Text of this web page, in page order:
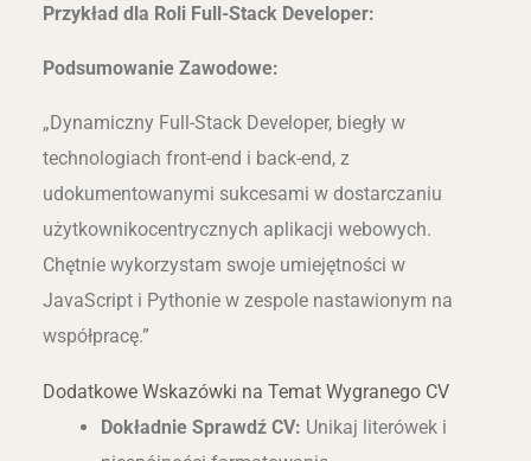
Przykład dla Roli Full-Stack Developer:
Podsumowanie Zawodowe:
„Dynamiczny Full-Stack Developer, biegły w
technologiach front-end i back-end, z
udokumentowanymi sukcesami w dostarczaniu
użytkownikocentrycznych aplikacji webowych.
Chętnie wykorzystam swoje umiejętności w
JavaScript i Pythonie w zespole nastawionym na
współpracę.”
Dodatkowe Wskazówki na Temat Wygranego CV
Dokładnie Sprawdź CV: Unikaj literówek i